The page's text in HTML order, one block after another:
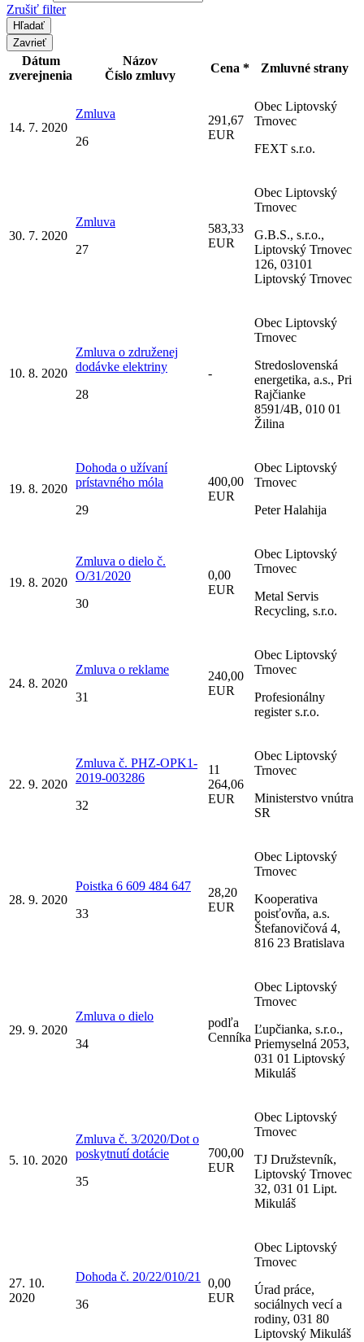
Zrušiť filter
Zavrieť
Dátum
zverejnenia
Názov
Číslo zmluvy
Cena * Zmluvné strany
14. 7. 2020
Zmluva
26
291,67
EUR
Obec Liptovský
Trnovec
FEXT s.r.o.
30. 7. 2020
Zmluva
27
583,33
EUR
Obec Liptovský
Trnovec
G.B.S., s.r.o.,
Liptovský Trnovec
126, 03101
Liptovský Trnovec
10. 8. 2020
Zmluva o združenej
dodávke elektriny
28
-
Obec Liptovský
Trnovec
Stredoslovenská
energetika, a.s., Pri
Rajčianke
8591/4B, 010 01
Žilina
19. 8. 2020
Dohoda o užívaní
prístavného móla
29
400,00
EUR
Obec Liptovský
Trnovec
Peter Halahija
19. 8. 2020
Zmluva o dielo č.
O/31/2020
30
0,00
EUR
Obec Liptovský
Trnovec
Metal Servis
Recycling, s.r.o.
24. 8. 2020
Zmluva o reklame
31
240,00
EUR
Obec Liptovský
Trnovec
Profesionálny
register s.r.o.
22. 9. 2020
Zmluva č. PHZ-OPK1-
2019-003286
32
11
264,06
EUR
Obec Liptovský
Trnovec
Ministerstvo vnútra
SR
28. 9. 2020
Poistka 6 609 484 647
33
28,20
EUR
Obec Liptovský
Trnovec
Kooperativa
poisťovňa, a.s.
Štefanovičová 4,
816 23 Bratislava
29. 9. 2020
Zmluva o dielo
34
podľa
Cenníka
Obec Liptovský
Trnovec
Ľupčianka, s.r.o.,
Priemyselná 2053,
031 01 Liptovský
Mikuláš
5. 10. 2020
Zmluva č. 3/2020/Dot o
poskytnutí dotácie
35
700,00
EUR
Obec Liptovský
Trnovec
TJ Družstevník,
Liptovský Trnovec
32, 031 01 Lipt.
Mikuláš
27. 10.
2020
Dohoda č. 20/22/010/21
36
0,00
EUR
Obec Liptovský
Trnovec
Úrad práce,
sociálnych vecí a
rodiny, 031 80
Liptovský Mikuláš